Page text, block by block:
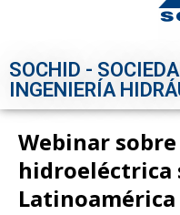
SOCHID -
INGENIERÍA
Webinar
hidroeléctrica
Latinoamérica